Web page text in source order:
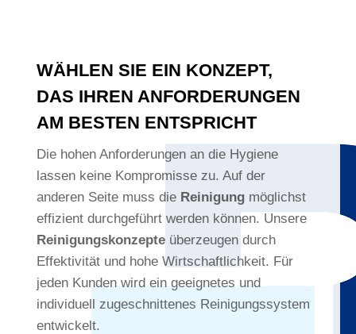
WÄHLEN SIE EIN KONZEPT,
DAS IHREN ANFORDERUNGEN
AM BESTEN ENTSPRICHT
Die hohen Anforderungen an die Hygiene
lassen keine Kompromisse zu. Auf der
anderen Seite muss die Reinigung möglichst
effizient durchgeführt werden können. Unsere
Reinigungskonzepte überzeugen durch
Effektivität und hohe Wirtschaftlichkeit. Für
jeden Kunden wird ein geeignetes und
individuell zugeschnittenes Reinigungssystem
entwickelt.